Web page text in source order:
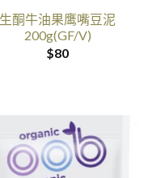
生酮牛油果鹰嘴豆泥
200g(GF/V)
$80